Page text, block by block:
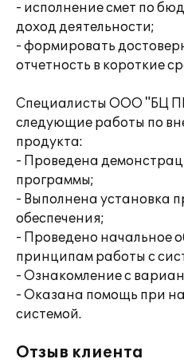
- исполнение смет по
доход деятельности;
- формировать
отчетность в короткие
Специалисты ООО "БЦ
следующие работы по
продукта:
- Проведена
программы;
- Выполнена установка
обеспечения;
- Проведено начальное
принципам работы с
- Ознакомление с
- Оказана помощь при
системой.
Отзыв клиента